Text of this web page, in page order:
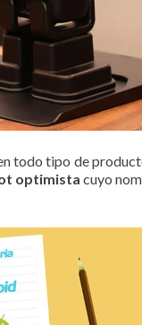
todo tipo de
optimista cuyo